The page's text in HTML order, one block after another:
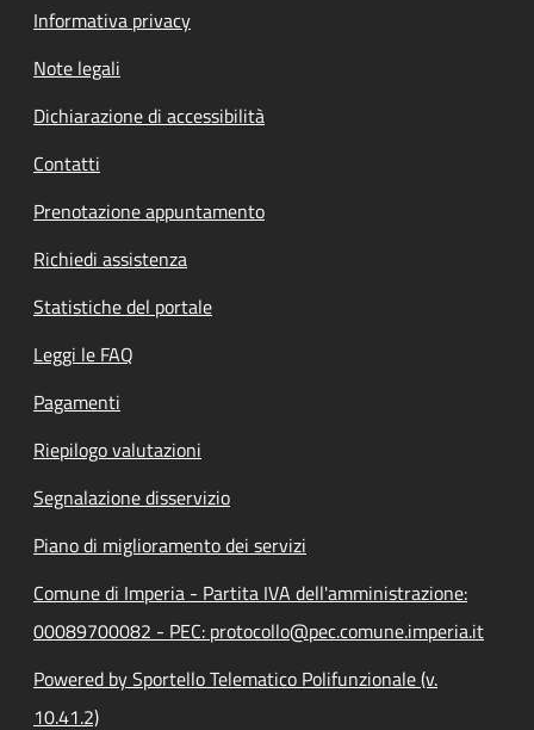
Informativa privacy
Note legali
Dichiarazione di accessibilità
Contatti
Prenotazione appuntamento
Richiedi assistenza
Statistiche del portale
Leggi le FAQ
Pagamenti
Riepilogo valutazioni
Segnalazione disservizio
Piano di miglioramento dei servizi
Comune di Imperia - Partita IVA dell'amministrazione:
00089700082 - PEC: protocollo@pec.comune.imperia.it
Powered by Sportello Telematico Polifunzionale (v.
10.41.2)